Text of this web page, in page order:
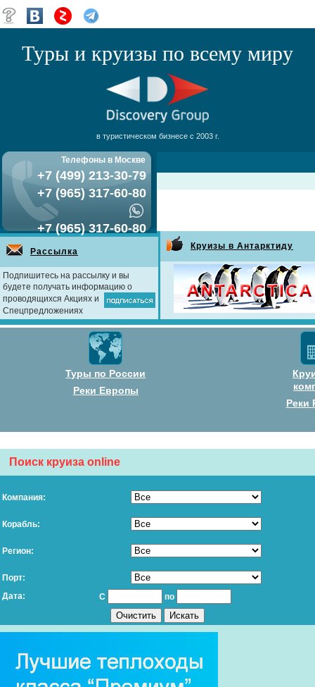
Туры и круизы по всему миру
в туристическом бизнесе с 2003 г.
Телефоны в Москве
+7 (499) 213-30-79
+7 (965) 317-60-80
+7 (965) 317-60-80
Рассылка
Подпишитесь на рассылку и вы
будете получать информацию о
проводящихся Акциях и
Спецпредложениях
Круизы в Антарктиду
Туры по России
Реки Европы
Реки
Поиск круиза online
Компания:
Корабль:
Регион:
Порт:
Дата:
С по